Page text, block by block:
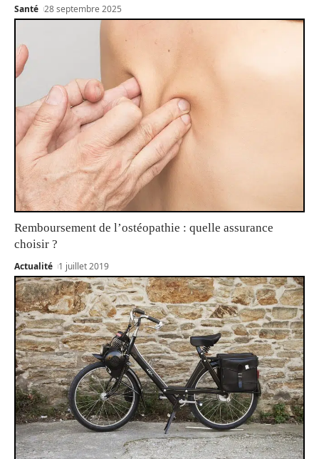
Santé 28 septembre 2025
Remboursement de l’ostéopathie : quelle assurance
choisir ?
Actualité 1 juillet 2019